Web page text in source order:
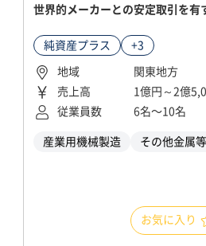
世界的メーカーとの安定取引を有
純資産プラス +3
地域
関東地方
売上高
1億円～2億
従業員数
6名〜10名
産業用機械製造 その他金属
お気に入り